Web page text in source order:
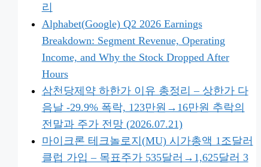
리
Alphabet(Google) Q2 2026 Earnings
Breakdown: Segment Revenue, Operating
Income, and Why the Stock Dropped After
Hours
삼천당제약 하한가 이유 총정리 – 상한가 다
음날 -29.9% 폭락, 123만원→16만원 추락의
전말과 주가 전망 (2026.07.21)
마이크론 테크놀로지(MU) 시가총액 1조달러
클럽 가입 – 목표주가 535달러→1,625달러 3